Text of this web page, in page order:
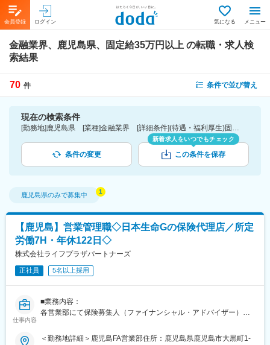
会員登録 ログイン 気になる メニュー
金融業界、鹿児島県、固定給35万円以上 の転職・求人検
索結果
70 件 条件で並び替え
現在の検索条件
[勤務地]鹿児島県 [業種]金融業界 [詳細条件](待遇・福利厚生)固定給35万円以上
条件の変更
新着求人をいつでもチェック
この条件を保存
鹿児島県のみで募集中
【鹿児島】営業管理職◇日本生命Gの保険代理店／所定
労働7H・年休122日◇
株式会社ライフプラザパートナーズ
正社員 5名以上採用
仕事内容
■業務内容：
各営業部にて保険募集人（ファイナンシャル・アドバイザー）の
す。
＜勤務地詳細＞鹿児島FA営業部住所：鹿児島県鹿児島市大黒町1-